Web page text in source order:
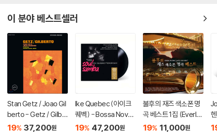
이 분야 베스트셀러
Stan Getz / Joao Gil
berto - Getz / Gilbe
rto (스탄 게츠, 조앙 질
19% 37,200원
Ike Quebec (아이크
퀘벡) - Bossa Nova /
Soul Samba [LP]
19% 47,200원
불후의 재즈 색소폰 명
곡 베스트 1집 (Everlas
ting Jazz Sax Best)
19% 11,000원